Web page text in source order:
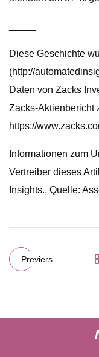
Diese Geschichte
(http://
Daten von Zacks
Zacks-Aktienbericht
https://
Informationen zum
Vertreiber dieses
Insights., Quelle:
Previers